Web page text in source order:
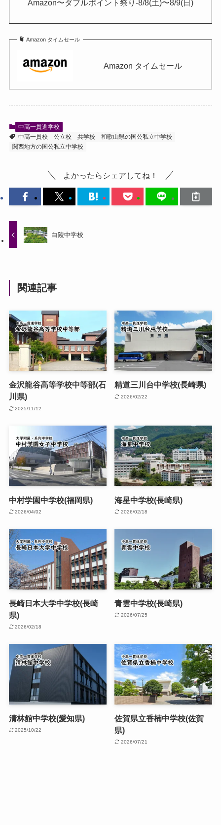
Amazon〜ダブルポイント祭り-8/8(土)〜8/9(日)
Amazon タイムセール
Amazon タイムセール
中高一貫進学校
中高一貫校
公立校 共学校
和歌山県の国公私立中学校
関西地方の国公私立中学校
よかったらシェアしてね！
白陵中学校
関連記事
金沢龍谷高等学校中等部(石
川県)
2025/11/12
精道三川台中学校(長崎県)
2026/02/22
中村学園中学校(福岡県)
2026/04/02
海星中学校(長崎県)
2026/02/18
長崎日本大学中学校(長崎
県)
2026/02/18
青雲中学校(長崎県)
2026/07/25
清林館中学校(愛知県)
2025/10/22
佐賀県立香楠中学校(佐賀
県)
2026/07/21